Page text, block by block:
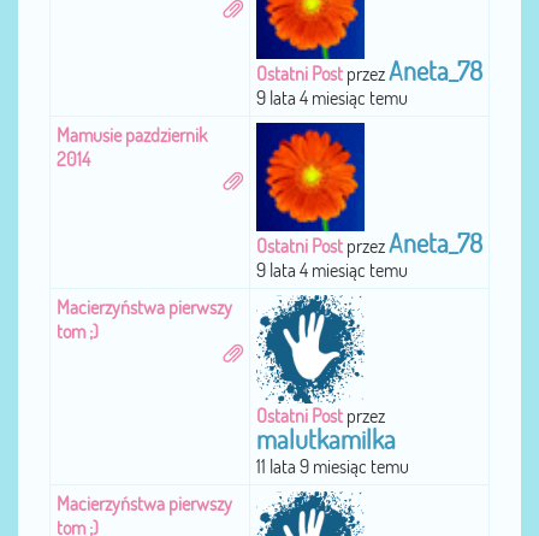
Ostatni Post przezAneta_78
9 lata 4 miesiąc temu
Mamusie pazdziernik
2014
Ostatni Post przezAneta_78
9 lata 4 miesiąc temu
Macierzyństwa pierwszy
tom ;)
Ostatni Post przez
malutkamilka
11 lata 9 miesiąc temu
Macierzyństwa pierwszy
tom ;)